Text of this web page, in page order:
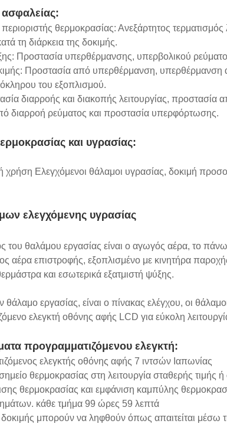
περιοριστής θερμοκρασίας: Ανεξάρτητος
τη διάρκεια της δοκιμής.
Προστασία υπερθέρμανσης, υπερβολικού
Προστασία από υπερθέρμανση, υπερθέρμανση
του εξοπλισμού.
διαρροής και διακοπής λειτουργίας,
διαρροή ρεύματος και προστασία υπερφόρτωσης.
και υγρασίας:
χρήση Ελεγχόμενοι θάλαμοι υγρασίας, δοκιμή
ελεγχόμενης υγρασίας
του θαλάμου εργασίας είναι ο αγωγός αέρα, το
αέρα επιστροφής, εξοπλισμένο με κινητήρα
και εσωτερικά εξατμιστή ψύξης.
θάλαμο εργασίας, είναι ο πίνακας ελέγχου, οι
ελεγκτή οθόνης αφής LCD για εύκολη
προγραμματιζόμενου ελεγκτή:
ελεγκτής οθόνης αφής 7 ιντσών Ιαπωνίας
θερμοκρασίας στη λειτουργία σταθερής τιμής
θερμοκρασίας και εμφάνιση καμπύλης
κάθε τμήμα 99 ώρες 59 λεπτά
δοκιμής μπορούν να ληφθούν όπως απαιτείται μέσω